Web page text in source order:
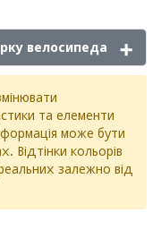
велосипеда
та елементи
може бути
Відтінки кольорів
залежно від